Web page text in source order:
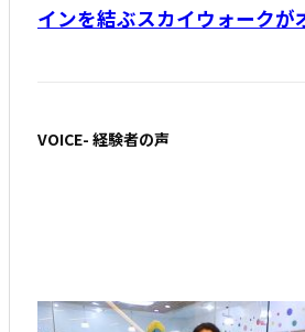
インを結ぶスカイウォークが
VOICE- 経験者の声